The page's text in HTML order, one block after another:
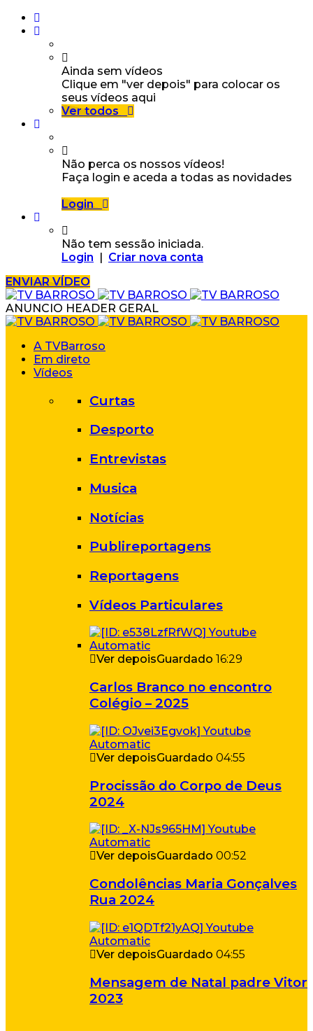
Ainda sem vídeos
Clique em "ver depois" para colocar os
seus vídeos aqui
Ver todos
Não perca os nossos vídeos!
Faça login e aceda a todas as novidades
Login
Não tem sessão iniciada.
Login | Criar nova conta
ENVIAR VÍDEO
ANUNCIO HEADER GERAL
A TVBarroso
Em direto
Vídeos
Curtas
Desporto
Entrevistas
Musica
Notícias
Publireportagens
Reportagens
Vídeos Particulares
Ver depoisGuardado 16:29
Carlos Branco no encontro
Colégio – 2025
Ver depoisGuardado 04:55
Procissão do Corpo de Deus
2024
Ver depoisGuardado 00:52
Condolências Maria Gonçalves
Rua 2024
Ver depoisGuardado 04:55
Mensagem de Natal padre Vitor
2023